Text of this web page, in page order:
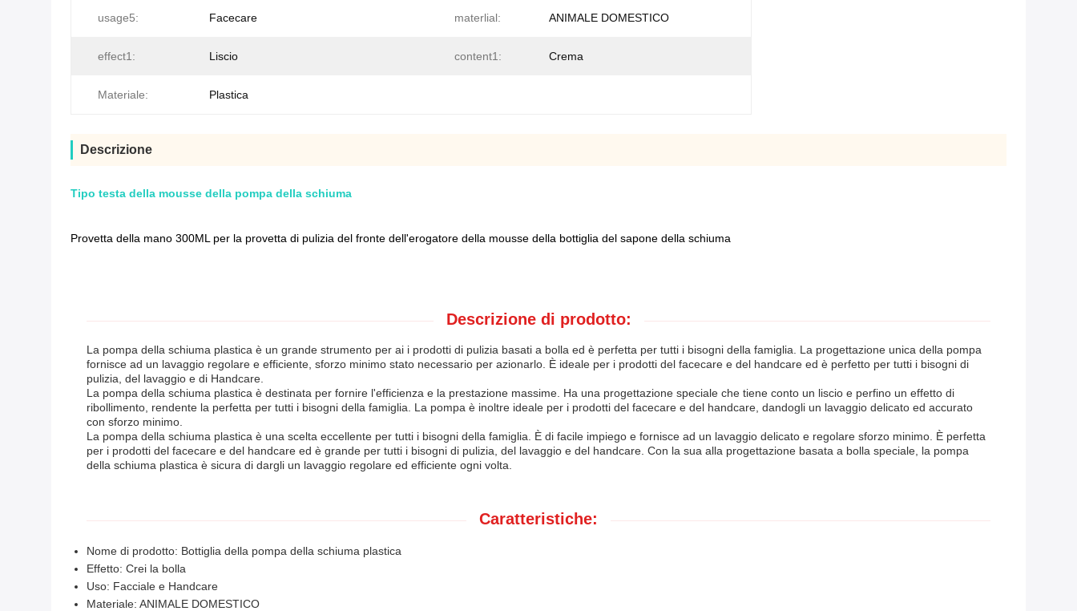
usage5: Facecare materlial: ANIMALE DOMESTICO
effect1: Liscio content1: Crema
Materiale: Plastica
Descrizione
Tipo testa della mousse della pompa della schiuma
Provetta della mano 300ML per la provetta di pulizia del fronte dell'erogatore della mousse della bottiglia del sapone della schiuma
Descrizione di prodotto:
La pompa della schiuma plastica è un grande strumento per ai i prodotti di pulizia basati a bolla ed è perfetta per tutti i bisogni della famiglia. La progettazione unica della pompa
fornisce ad un lavaggio regolare e efficiente, sforzo minimo stato necessario per azionarlo. È ideale per i prodotti del facecare e del handcare ed è perfetto per tutti i bisogni di
pulizia, del lavaggio e di Handcare.
La pompa della schiuma plastica è destinata per fornire l'efficienza e la prestazione massime. Ha una progettazione speciale che tiene conto un liscio e perfino un effetto di
ribollimento, rendente la perfetta per tutti i bisogni della famiglia. La pompa è inoltre ideale per i prodotti del facecare e del handcare, dandogli un lavaggio delicato ed accurato
con sforzo minimo.
La pompa della schiuma plastica è una scelta eccellente per tutti i bisogni della famiglia. È di facile impiego e fornisce ad un lavaggio delicato e regolare sforzo minimo. È perfetta
per i prodotti del facecare e del handcare ed è grande per tutti i bisogni di pulizia, del lavaggio e del handcare. Con la sua alla progettazione basata a bolla speciale, la pompa
della schiuma plastica è sicura di dargli un lavaggio regolare ed efficiente ogni volta.
Caratteristiche:
Nome di prodotto: Bottiglia della pompa della schiuma plastica
Effetto: Crei la bolla
Uso: Facciale e Handcare
Materiale: ANIMALE DOMESTICO